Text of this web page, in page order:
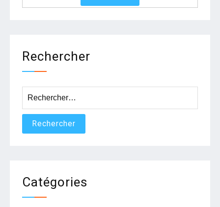
Rechercher
Catégories